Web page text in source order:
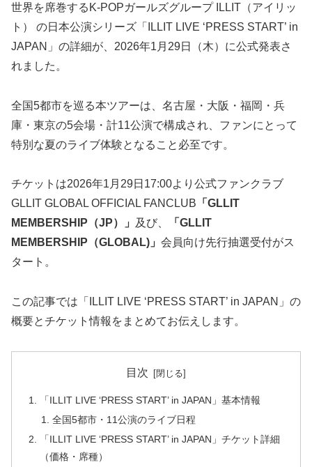
世界を席巻するK-POPガールズグループ ILLIT（アイリッ
ト） の日本公演シリーズ「ILLIT LIVE ‘PRESS START’ in
JAPAN」の詳細が、2026年1月29日（木）に公式発表さ
れました。
全国5都市を巡る本ツアーは、名古屋・大阪・福岡・兵
庫・東京の5会場・計11公演で構成され、ファンにとって
特別な夏のライブ体験となること必至です。
チケットは2026年1月29日17:00より公式ファンクラブ
GLLIT GLOBAL OFFICIAL FANCLUB 「GLLIT
MEMBERSHIP（JP）」
及び、
「GLLIT
MEMBERSHIP（GLOBAL)」 会員向け先行抽選受付がス
タート。
この記事では「ILLIT LIVE ‘PRESS START’ in JAPAN」の
概要とチケット情報をまとめてお伝えします。
目次
「ILLIT LIVE ‘PRESS START’ in JAPAN」基本情報
全国5都市・11公演のライブ日程
「ILLIT LIVE ‘PRESS START’ in JAPAN」チケット詳細
（価格・席種）